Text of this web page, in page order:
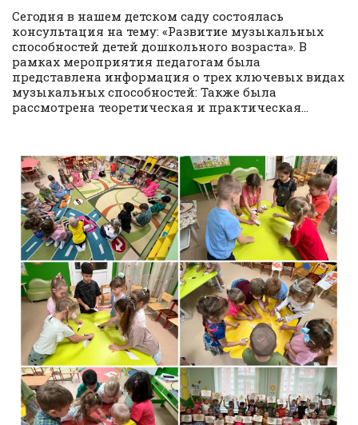
Сегодня в нашем детском саду состоялась
консультация на тему: «Развитие музыкальных
способностей детей дошкольного возраста». В
рамках мероприятия педагогам была
представлена информация о трех ключевых видах
музыкальных способностей: Также была
рассмотрена теоретическая и практическая...